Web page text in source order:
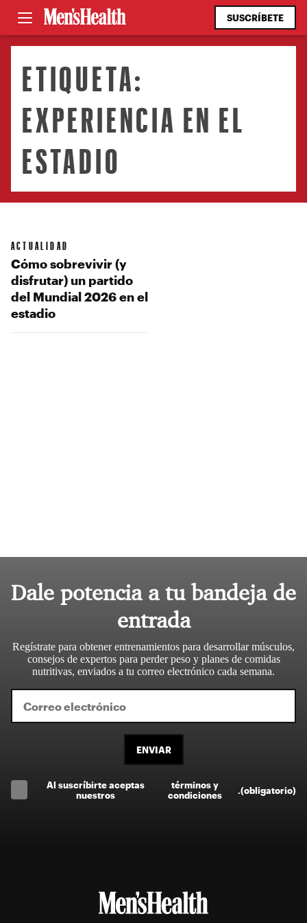
SUSCRÍBETE
ETIQUETA:
EXPERIENCIA EN EL
ESTADIO
ACTUALIDAD
Cómo sobrevivir (y
disfrutar) un partido
del Mundial 2026 en el
estadio
Dale potencia a tu bandeja de
entrada
Regístrate para obtener entrenamientos para desarrollar músculos,
consejos de expertos para perder peso y planes de comidas
nutritivas, enviados a tu correo electrónico cada semana.
ENVIAR
Al suscríbirte aceptas
nuestros
términos y
condiciones
(obligatorio)